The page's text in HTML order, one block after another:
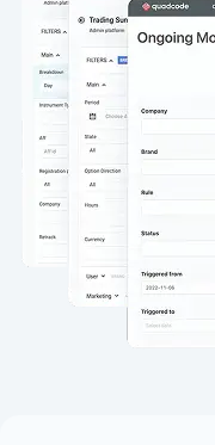
Hướng dẫn tiếp thị
Blog
Thuật ngữ
Video hướng dẫn
Công cụ tính lợi nhuận
Kế hoạch kinh doanh
THEO DÕI CHÚNG TÔI